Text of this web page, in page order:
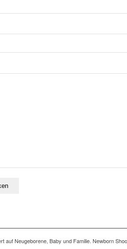
auf Neugeborene, Baby und Familie. Newborn